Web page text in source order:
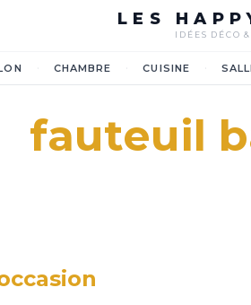
LES
IDÉES DÉCO
CHAMBRE CUISINE
fauteuil